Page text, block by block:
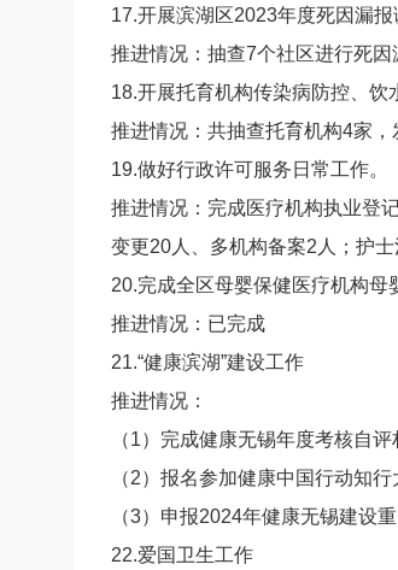
17.开展滨湖区2023年度死因漏报
推进情况：抽查7个社区进行死
18.开展托育机构传染病防控、饮
推进情况：共抽查托育机构4家，
19.做好行政许可服务日常工作。
推进情况：完成医疗机构执业登
变更20人、多机构备案2人；护
20.完成全区母婴保健医疗机构母
推进情况：已完成
21.“健康滨湖”建设工作
推进情况：
（1）完成健康无锡年度考核自评
（2）报名参加健康中国行动知
（3）申报2024年健康无锡建设重
22.爱国卫生工作